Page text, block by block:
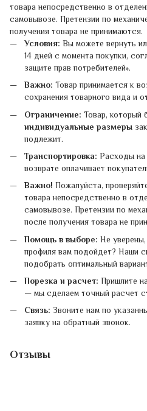
товара непосредственно в
самовывозе. Претензии по
получения товара не принимаются.
Условия: Вы можете вернуть
14 дней с момента покупки,
защите прав потребителей».
Важно: Товар принимается к
сохранения товарного вида и
Ограничение: Товар, который
индивидуальные размеры
подлежит.
Транспортировка: Расходы на
возврате оплачивает
Важно! Пожалуйста,
товара непосредственно в
самовывозе. Претензии по
после получения товара не
Помощь в выборе: Не
профиля вам подойдет? Наши
подобрать оптимальный
Порезка и расчет: Пришлите
— мы сделаем точный расчет
Связь: Звоните нам по
заявку на обратный звонок.
Отзывы